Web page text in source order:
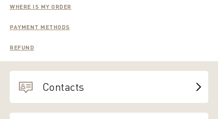
WHERE IS MY ORDER
PAYMENT METHODS
REFUND
Contacts